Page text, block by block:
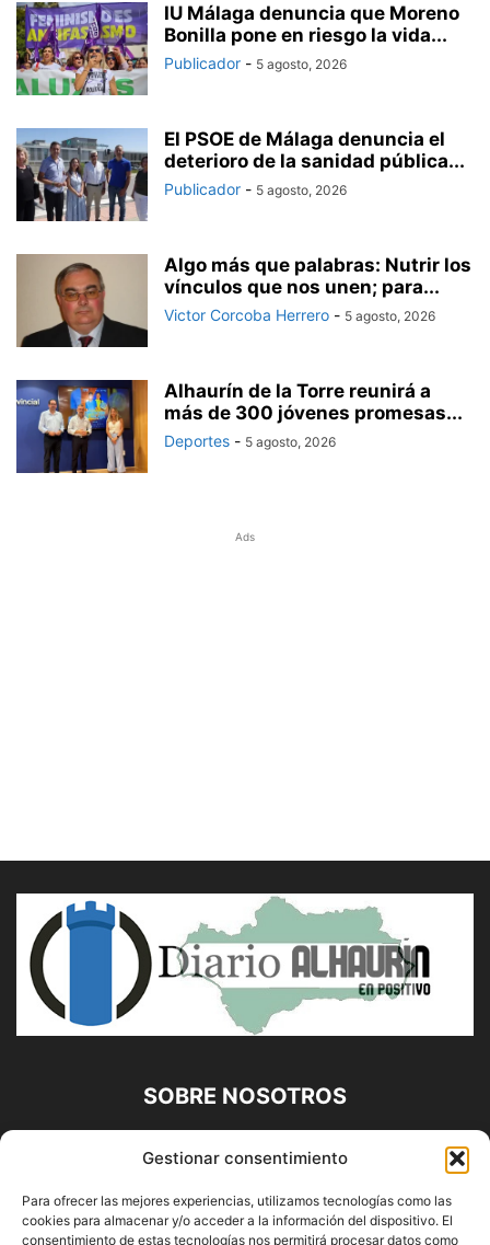
Gestionar consentimiento
Para ofrecer las mejores experiencias, utilizamos tecnologías como las
cookies para almacenar y/o acceder a la información del dispositivo. El
consentimiento de estas tecnologías nos permitirá procesar datos como
IU Málaga denuncia que Moreno
Bonilla pone en riesgo la vida...
Publicador - 5 agosto, 2026
El PSOE de Málaga denuncia el
deterioro de la sanidad pública...
Publicador - 5 agosto, 2026
Algo más que palabras: Nutrir los
vínculos que nos unen; para...
Victor Corcoba Herrero - 5 agosto, 2026
Alhaurín de la Torre reunirá a
más de 300 jóvenes promesas...
Deportes - 5 agosto, 2026
Ads
SOBRE NOSOTROS
Diario Alhaurín (www.alhaurindelatorre.com) Propiedad de
Francisco E. López López | 639 95 71 95 | Noticias de
Alhaurín de la Torre, Málaga y Provincia|
Contáctanos:info@alhaurindelatorre.com